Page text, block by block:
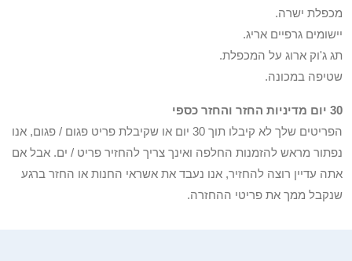
מכפלת ישרה.
יישומים גרפיים אריג.
תג ג'וק ארוג על המכפלת.
שטיפה במכונה.
30 יום מדיניות החזר והחזר כספי
הפריטים שלך לא קיבלו תוך 30 יום או שקיבלת פריט פגום / פגום, אנו
נפתור מראש להזמנות החלפה ואינך צריך להחזיר פריט / ים. אבל אם
אתה עדיין רוצה להחזיר, אנו נעבד את אשראי החנות או החזר ברגע
שנקבל ממך את פריטי ההחזרה.